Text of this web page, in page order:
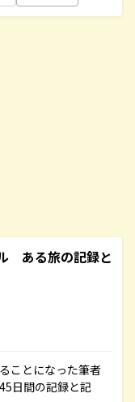
ある旅の記録と
ことになった筆者
日間の記録と記